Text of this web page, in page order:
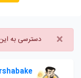
× دسترسی به